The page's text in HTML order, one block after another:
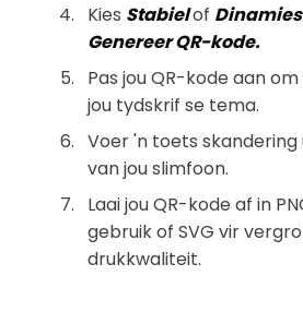
Kies Stabielof
Genereer QR-kode.
Pas jou QR-kode aan
jou tydskrif se tema.
Voer 'n toets
van jou slimfoon.
Laai jou QR-kode af in
gebruik of SVG vir
drukkwaliteit.